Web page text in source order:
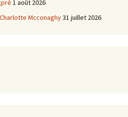
1 août 2026
Mcconaghy31 juillet 2026